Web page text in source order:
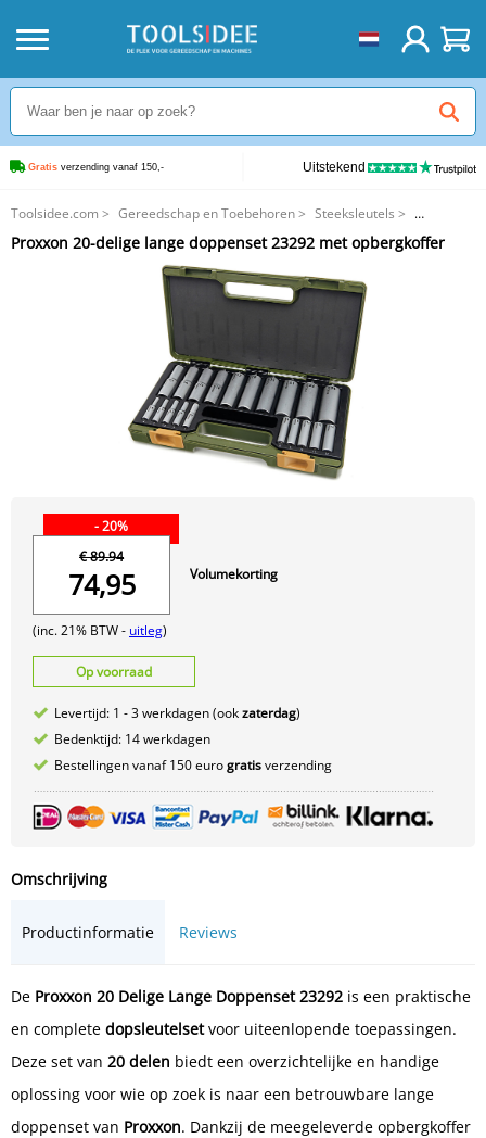
Gratis verzending vanaf 150,- Uitstekend
Toolsidee.com > Gereedschap en Toebehoren> Steeksleutels >
Proxxon 20-delige lange doppenset 23292 met opbergkoffer
Proxxon 20-delige lange doppenset 23292 met opbergkoffer
- 20%
€ 89.94
74,95
(inc. 21% BTW - uitleg)
Volumekorting
Op voorraad
Levertijd: 1 - 3 werkdagen (ookzaterdag)
Bedenktijd: 14 werkdagen
Bestellingen vanaf 150 eurogratisverzending
Omschrijving
Productinformatie Reviews
De Proxxon 20 Delige Lange Doppenset 23292 is een praktische
en complete dopsleutelsetvoor uiteenlopende toepassingen.
Deze set van 20 delen biedt een overzichtelijke en handige
oplossing voor wie op zoek is naar een betrouwbare lange
doppenset van Proxxon. Dankzij de meegeleverde opbergkoffer